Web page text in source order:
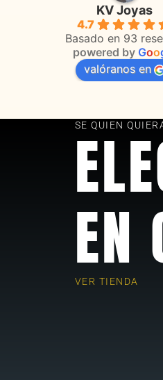
KV Joyas
4.7
Basado en 93
powered by Goo
valóranos en
Muy buena atención,
orientaciones
SE QUIEN
EN
VER TIENDA